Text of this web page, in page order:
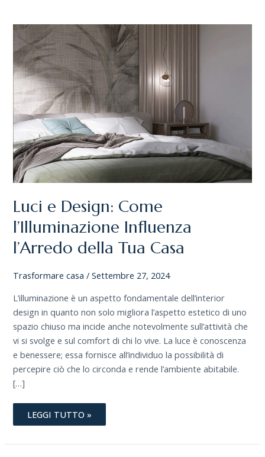
Luci e Design: Come
l’Illuminazione Influenza
l’Arredo della Tua Casa
Trasformare casa /Settembre 27, 2024
L’illuminazione è un aspetto fondamentale dell’interior
design in quanto non solo migliora l’aspetto estetico di uno
spazio chiuso ma incide anche notevolmente sull’attività che
vi si svolge e sul comfort di chi lo vive. La luce è conoscenza
e benessere; essa fornisce all’individuo la possibilità di
percepire ciò che lo circonda e rende l’ambiente abitabile.
[…]
LUCI
DESIGN:
COME
L’ILLUMINAZIONE
INFLUENZA
L’ARREDO
DELLA
TUA
CASA
LEGGI TUTTO »